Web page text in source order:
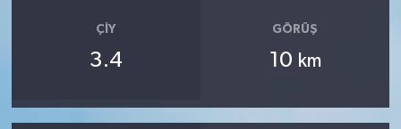
ÇIY
3.4
GÖRÜŞ
10 km